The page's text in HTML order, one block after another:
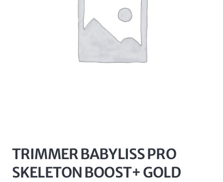
TRIMMER BABYLISS PRO
SKELETON BOOST+ GOLD